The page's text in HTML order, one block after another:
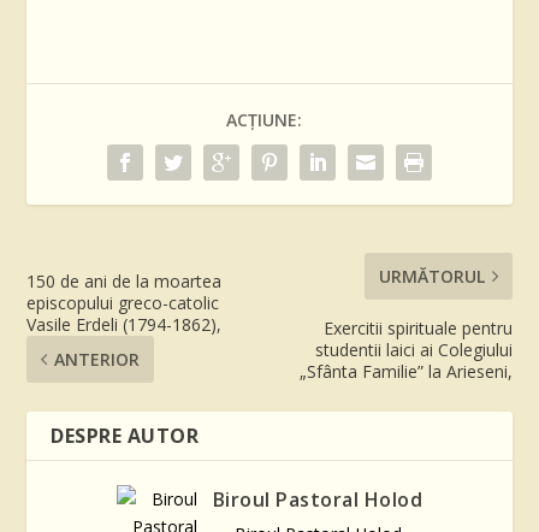
ACȚIUNE:
150 de ani de la moartea
episcopului greco-catolic
Vasile Erdeli (1794-1862),
ANTERIOR
URMĂTORUL
Exercitii spirituale pentru
studentii laici ai Colegiului
„Sfânta Familie” la Arieseni,
DESPRE AUTOR
Biroul Pastoral Holod